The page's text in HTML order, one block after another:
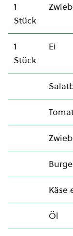
1
Stück
1
Stück
Ei
Käse
Öl